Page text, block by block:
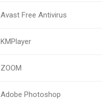
Avast Free Antivirus
KMPlayer
ZOOM
Adobe Photoshop